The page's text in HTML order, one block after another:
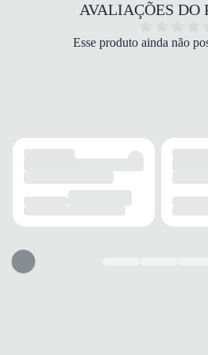
MATERIAL
Borracha
ADERÊNCIA
AMORTECIMENTO
Médio
AVALIAÇÕES DO
Esse produto ainda não